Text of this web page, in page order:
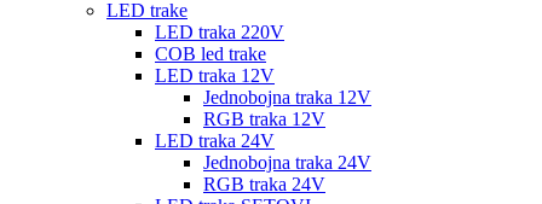
LED trake
LED traka 220V
COB led trake
LED traka 12V
Jednobojna traka 12V
RGB traka 12V
LED traka 24V
Jednobojna traka 24V
RGB traka 24V